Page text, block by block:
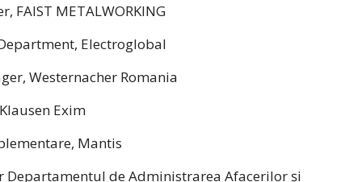
FAIST METALWORKING
Electroglobal
Westernacher Romania
Exim
Mantis
Departamentul de Administrarea Afacerilor și